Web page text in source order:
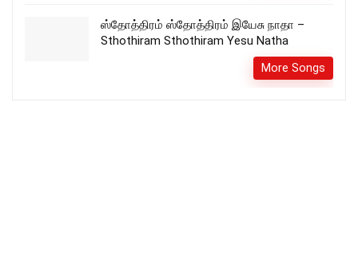
ஸ்தோத்திரம் ஸ்தோத்திரம் இயேசு நாதா –
Sthothiram Sthothiram Yesu Natha
More Songs